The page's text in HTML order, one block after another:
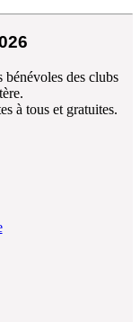
bénévoles des clubs
à tous et gratuites.